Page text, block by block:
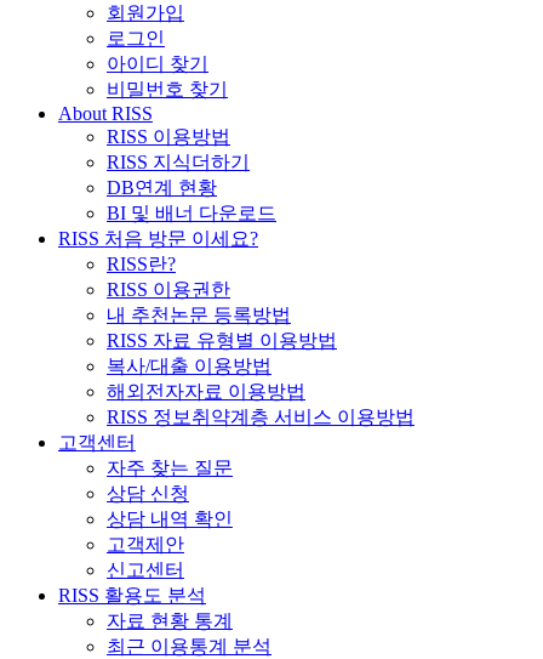
회원가입
로그인
아이디 찾기
비밀번호 찾기
About RISS
RISS 이용방법
RISS 지식더하기
DB연계 현황
BI 및 배너 다운로드
RISS 처음 방문 이세요?
RISS란?
RISS 이용권한
내 추천논문 등록방법
RISS 자료 유형별 이용방법
복사/대출 이용방법
해외전자자료 이용방법
RISS 정보취약계층 서비스 이용방법
고객센터
자주 찾는 질문
상담 신청
상담 내역 확인
고객제안
신고센터
RISS 활용도 분석
자료 현황 통계
최근 이용통계 분석